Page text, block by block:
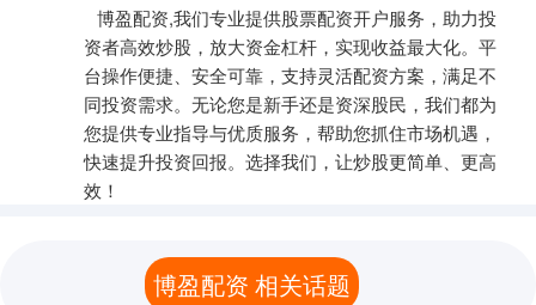
博盈配资,我们专业提供股票配资开户服务，助力投
资者高效炒股，放大资金杠杆，实现收益最大化。平
台操作便捷、安全可靠，支持灵活配资方案，满足不
同投资需求。无论您是新手还是资深股民，我们都为
您提供专业指导与优质服务，帮助您抓住市场机遇，
快速提升投资回报。选择我们，让炒股更简单、更高
效！
博盈配资 相关话题